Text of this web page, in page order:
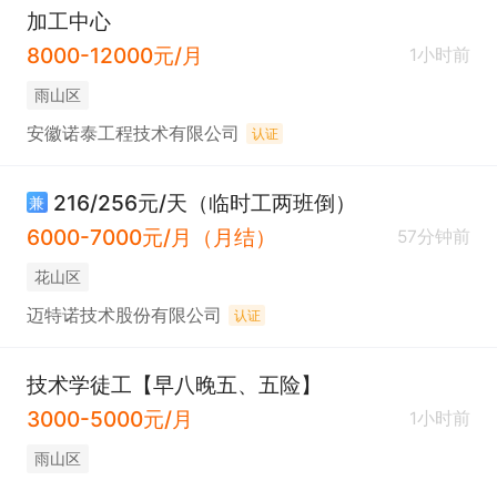
加工中心
8000-12000元/月
1小时前
雨山区
安徽诺泰工程技术有限公司 认证
兼 216/256元/天（临时工两班倒）
6000-7000元/月（月结）
57分钟前
花山区
迈特诺技术股份有限公司 认证
技术学徒工【早八晚五、五险】
3000-5000元/月
1小时前
雨山区